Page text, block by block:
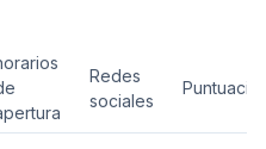
Redes
sociales